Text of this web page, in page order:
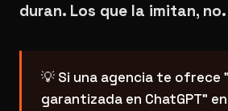
duran. Los que la imitan, no.
💡 Si una agencia te ofrece
garantizada en ChatGPT"